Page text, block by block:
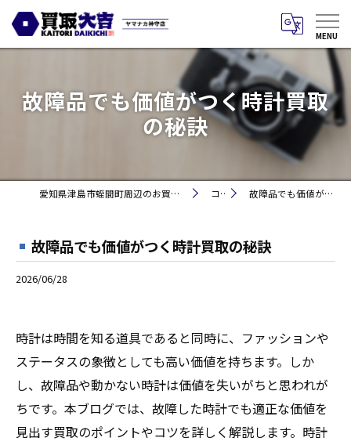
故障品でも価値がつく時計買取
の秘訣
愛知県津島市蛭間町周辺のお買取りなら買取大吉 ヤマナカ神守店 コラム 故障品でも価値がつく時計買取の秘訣
故障品でも価値がつく時計買取の秘訣
2026/06/28
時計は時間を知る道具であると同時に、ファッションや
ステータスの象徴としても高い価値を持ちます。しか
し、故障品や動かない時計は価値を失いがちと思われが
ちです。本ブログでは、故障した時計でも適正な価値を
見出す買取のポイントやコツを詳しく解説します。時計